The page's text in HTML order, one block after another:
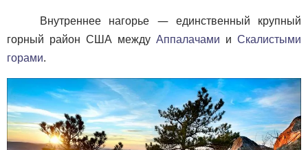
Внутреннее нагорье — единственный крупный
горный район США между Аппалачами и Скалистыми
горами.